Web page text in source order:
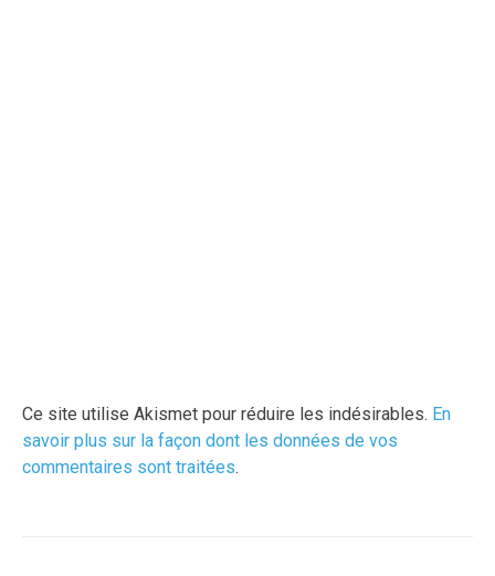
Ce site utilise Akismet pour réduire les indésirables. En
savoir plus sur la façon dont les données de vos
commentaires sont traitées.